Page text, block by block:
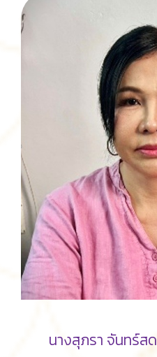
นางสุภรา จันทร์สด